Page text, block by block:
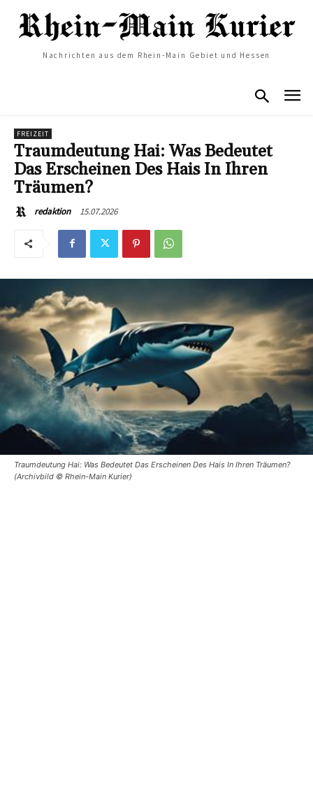
Nachrichten aus dem Rhein-Main Gebiet und Hessen
FREIZEIT
Traumdeutung Hai: Was Bedeutet
Das Erscheinen Des Hais In Ihren
Träumen?
redaktion 15.07.2026
Traumdeutung Hai: Was Bedeutet Das Erscheinen Des Hais In Ihren Träumen?
(Archivbild © Rhein-Main Kurier)